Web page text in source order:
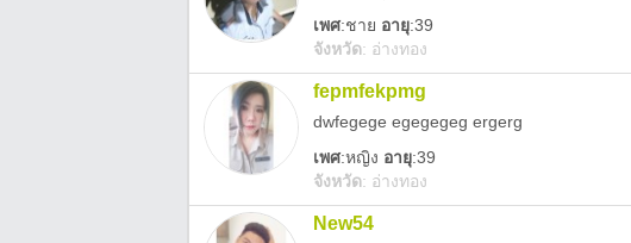
เพศ:ชาย อายุ:39
จังหวัด: อ่างทอง
fepmfekpmg
dwfegege egegegeg ergerg
เพศ:หญิง อายุ:39
จังหวัด: อ่างทอง
New54